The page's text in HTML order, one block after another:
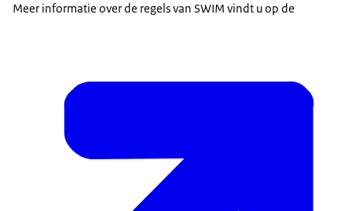
Meer informatie over de regels van SWIM vindt u op de